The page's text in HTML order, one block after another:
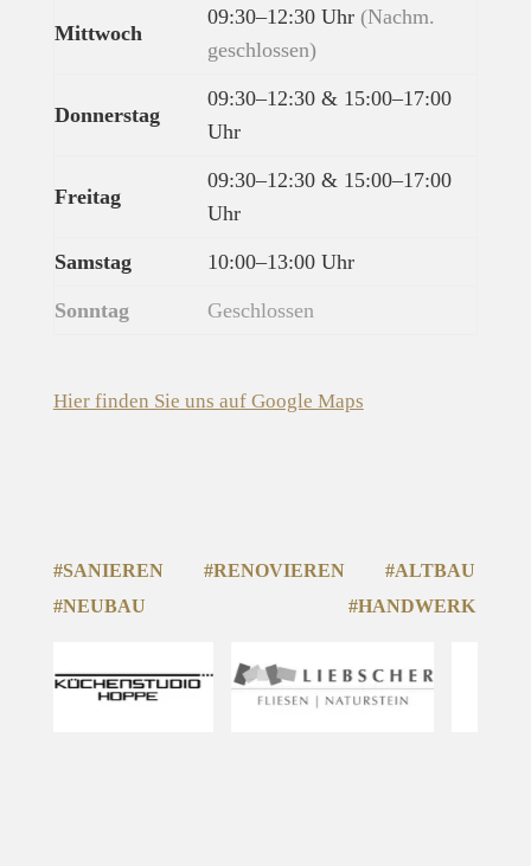
Mittwoch
09:30–12:30 Uhr (Nachm.
geschlossen)
Donnerstag
09:30–12:30 & 15:00–17:00
Uhr
Freitag
09:30–12:30 & 15:00–17:00
Uhr
Samstag 10:00–13:00 Uhr
Sonntag Geschlossen
Hier finden Sie uns auf Google Maps
#SANIEREN #RENOVIEREN
#ALTBAU
#NEUBAU
#HANDWERK